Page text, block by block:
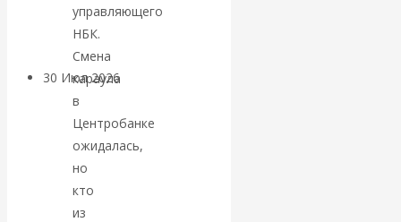
Центробанков?
30 Июл 2026
экономика
Валентин
Катасонов.
управляющего
НБК.
Смена
караула
в
Центробанке
ожидалась,
но
кто
из